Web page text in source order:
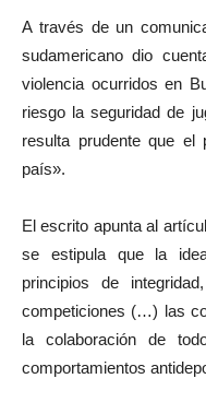
A través de un
sudamericano dio
violencia ocurridos en
riesgo la seguridad de
resulta prudente que
país».
El escrito apunta al
se estipula que la
principios de
competiciones (…) las
la colaboración de
comportamientos